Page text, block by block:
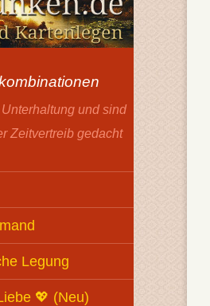
und sind
Zeitvertreib gedacht
Legung
💖 (Neu)